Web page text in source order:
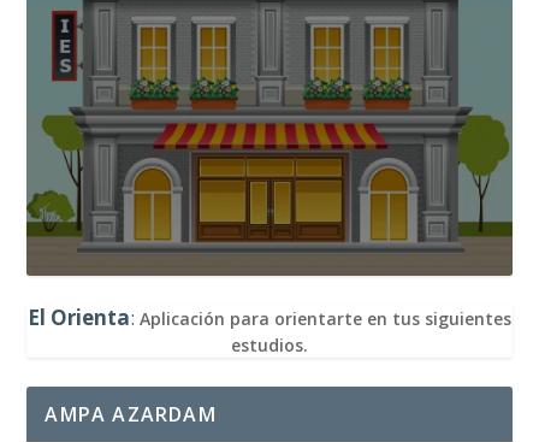
El Orienta: Aplicación para orientarte en tus siguientes
estudios.
AMPA AZARDAM